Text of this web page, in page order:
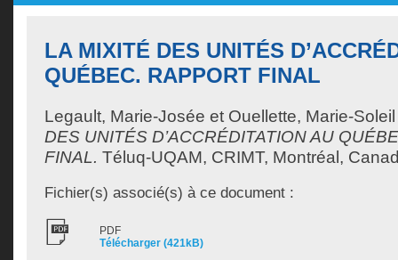
LA MIXITÉ DES UNITÉS
QUÉBEC. RAPPORT FINAL
Legault, Marie-Josée et Ouellette, Marie-Soleil
DES UNITÉS D’ACCRÉDITATION AU
FINAL. Téluq-UQAM, CRIMT, Montréal,
Fichier(s) associé(s) à ce document :
PDF
Télécharger (421kB)